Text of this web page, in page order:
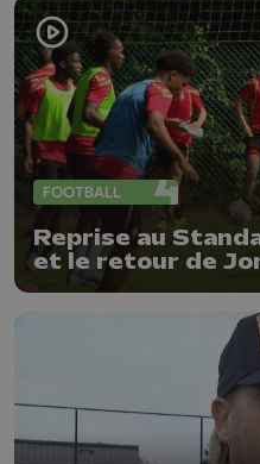
FOOTBALL
Reprise au
et le retour de